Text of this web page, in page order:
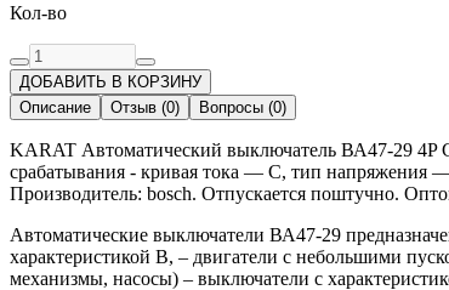
Кол-во
ДОБАВИТЬ В КОРЗИНУ
Описание
Отзыв (0) Вопросы (0)
KARAT Автоматический выключатель ВА47-29 4P
срабатывания - кривая тока — C, тип напряжения
Производитель: bosch. Отпускается поштучно.
Автоматические выключатели ВА47-29
характеристикой В, – двигатели с небольшими
механизмы, насосы) – выключатели с